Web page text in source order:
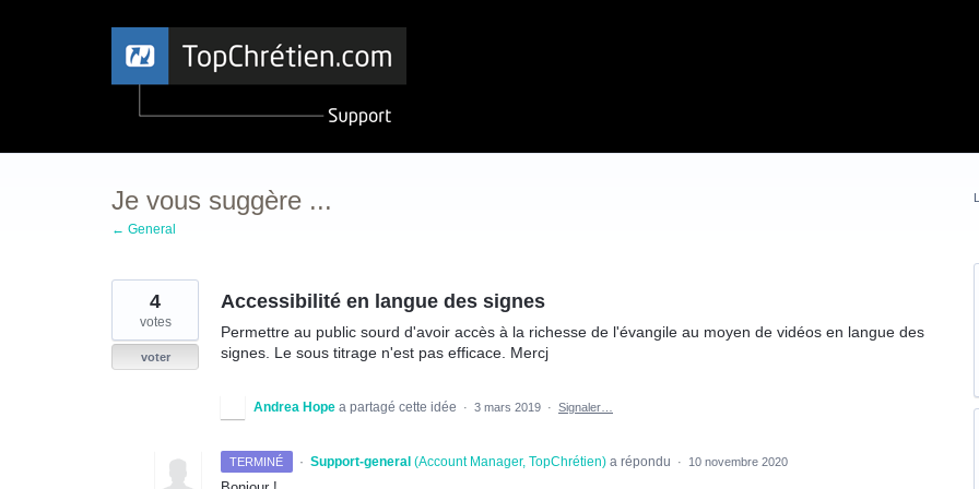
Je vous suggère ...
← General
Accessibilité en langue des signes
Permettre au public sourd d'avoir accès à la richesse de l'évangile au moyen de vidéos en langue des
signes. Le sous titrage n'est pas efficace. Mercj
4
votes
voter
Andrea Hope a partagé cette idée · 3 mars 2019 · Signaler…
TERMINÉ · Support-general (Account Manager, TopChrétien)a répondu · 10 novembre 2020